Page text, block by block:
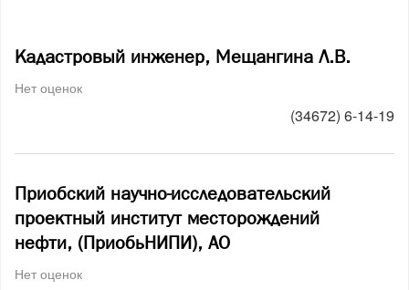
Кадастровый инженер, Мещангина Л.В.
Нет оценок
(34672) 6-14-19
Приобский научно-исследовательский
проектный институт месторождений
нефти, (ПриобьНИПИ), АО
Нет оценок